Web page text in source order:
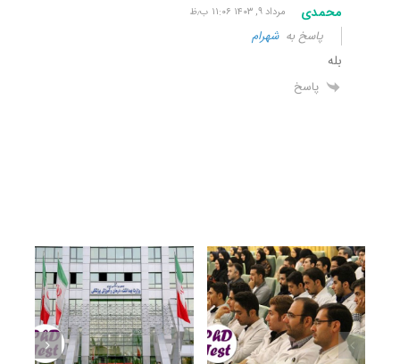
محمدی مرداد ۹, ۱۴۰۳ ۱۱:۰۶ ب٫ظ
پاسخ بهشهرام
بله
پاسخ